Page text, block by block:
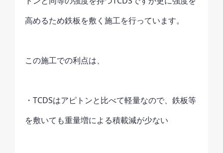
高めるため鉄板を敷く施工を行っています。
この施工での利点は、
・TCDSはアピトンと比べて軽量なので、鉄板等
を敷いても重量増による積載減が少ない